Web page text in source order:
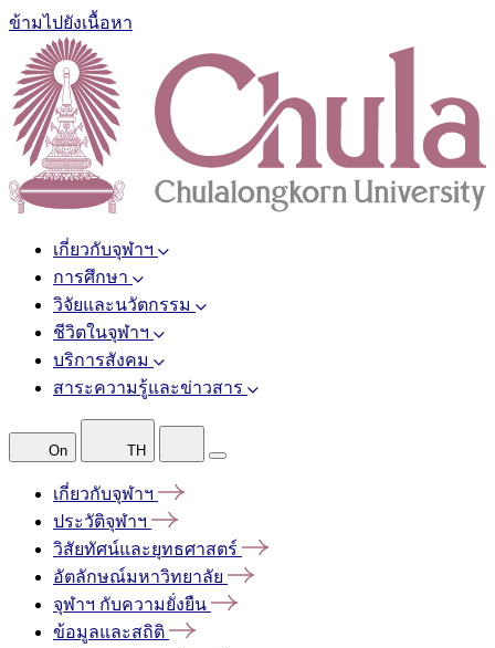
ข้ามไปยังเนื้อหา
เกี่ยวกับจุฬาฯ
การศึกษา
วิจัยและนวัตกรรม
ชีวิตในจุฬาฯ
บริการสังคม
สาระความรู้และข่าวสาร
On TH
เกี่ยวกับจุฬาฯ
ประวัติจุฬาฯ
วิสัยทัศน์และยุทธศาสตร์
อัตลักษณ์มหาวิทยาลัย
จุฬาฯ กับความยั่งยืน
ข้อมูลและสถิติ